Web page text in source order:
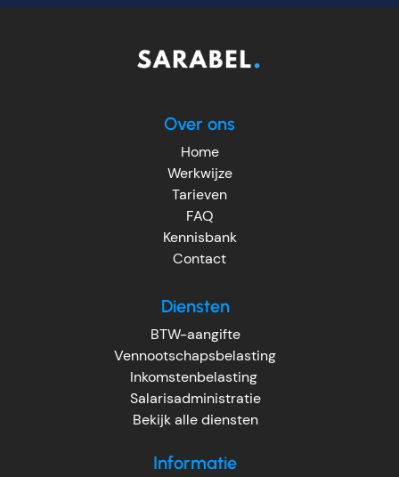
Over ons
Home
Werkwijze
Tarieven
FAQ
Kennisbank
Contact
Diensten
BTW-aangifte
Vennootschapsbelasting
Inkomstenbelasting
Salarisadministratie
Bekijk alle diensten
Informatie